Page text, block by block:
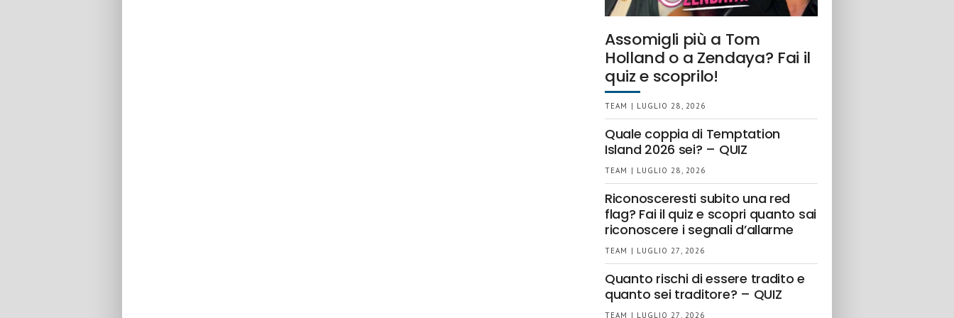
Assomigli più a Tom
Holland o a Zendaya? Fai il
quiz e scoprilo!
TEAM | LUGLIO 28, 2026
Quale coppia di Temptation
Island 2026 sei? – QUIZ
TEAM | LUGLIO 28, 2026
Riconosceresti subito una red
flag? Fai il quiz e scopri quanto sai
riconoscere i segnali d’allarme
TEAM | LUGLIO 27, 2026
Quanto rischi di essere tradito e
quanto sei traditore? – QUIZ
TEAM | LUGLIO 27, 2026